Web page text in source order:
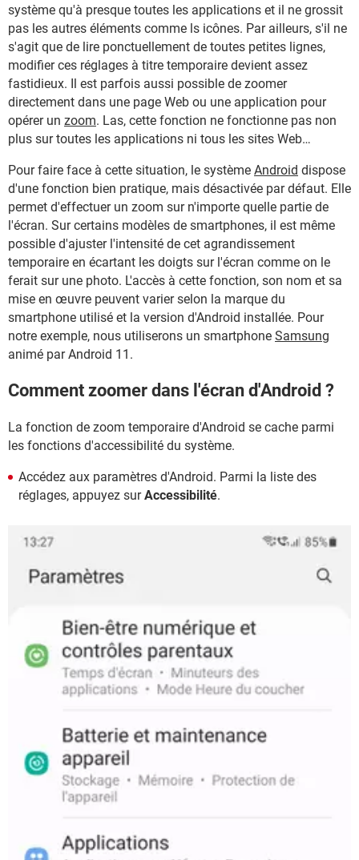
système qu'à presque toutes les applications et il ne grossit
pas les autres éléments comme ls icônes. Par ailleurs, s'il ne
s'agit que de lire ponctuellement de toutes petites lignes,
modifier ces réglages à titre temporaire devient assez
fastidieux. Il est parfois aussi possible de zoomer
directement dans une page Web ou une application pour
opérer un zoom. Las, cette fonction ne fonctionne pas non
plus sur toutes les applications ni tous les sites Web…
Pour faire face à cette situation, le système Android dispose
d'une fonction bien pratique, mais désactivée par défaut. Elle
permet d'effectuer un zoom sur n'importe quelle partie de
l'écran. Sur certains modèles de smartphones, il est même
possible d'ajuster l'intensité de cet agrandissement
temporaire en écartant les doigts sur l'écran comme on le
ferait sur une photo. L'accès à cette fonction, son nom et sa
mise en œuvre peuvent varier selon la marque du
smartphone utilisé et la version d'Android installée. Pour
notre exemple, nous utiliserons un smartphone Samsung
animé par Android 11.
Comment zoomer dans l'écran d'Android ?
La fonction de zoom temporaire d'Android se cache parmi
les fonctions d'accessibilité du système.
Accédez aux paramètres d'Android. Parmi la liste des
réglages, appuyez surAccessibilité.